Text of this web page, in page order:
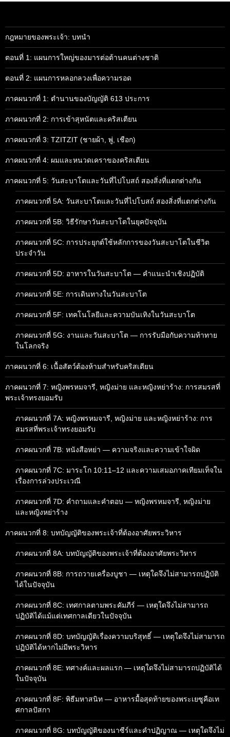
กฎหมายของพระเจ้า: บทนำ
ตอนที่ 1: แผนการใหญ่ของมารต่อต้านคนต่างชาติ
ตอนที่ 2: แผนการหลอกลวงเพื่อความรอด
ภาคผนวกที่ 1: ตำนานของบัญญัติ 613 ประการ
ภาคผนวกที่ 2: การเข้าสุหนัตและคริสเตียน
ภาคผนวกที่ 3: TZITZIT (ชายผ้า, พู่, เชือก)
ภาคผนวกที่ 4: ผมและหนวดเคราของคริสเตียน
ภาคผนวกที่ 5: วันสะบาโตและวันที่ไปโบสถ์ สองสิ่งที่แตกต่างกัน
ภาคผนวกที่ 5A: วันสะบาโตและวันที่ไปโบสถ์ สองสิ่งที่แตกต่างกัน
ภาคผนวกที่ 5B: วิธีรักษาวันสะบาโตในยุคปัจจุบัน
ภาคผนวกที่ 5C: การประยุกต์ใช้หลักการของวันสะบาโตในชีวิต
ประจำวัน
ภาคผนวกที่ 5D: อาหารในวันสะบาโต — คำแนะนำเชิงปฏิบัติ
ภาคผนวกที่ 5E: การเดินทางในวันสะบาโต
ภาคผนวกที่ 5F: เทคโนโลยีและความบันเทิงในวันสะบาโต
ภาคผนวกที่ 5G: งานและวันสะบาโต — การรับมือกับความท้าทาย
ในโลกจริง
ภาคผนวกที่ 6: เนื้อสัตว์ต้องห้ามสำหรับคริสเตียน
ภาคผนวกที่ 7: หญิงพรหมจารี, หญิงม่าย และหญิงหย่าร้าง: การสมรสที่
พระเจ้าทรงยอมรับ
ภาคผนวกที่ 7A: หญิงพรหมจารี, หญิงม่าย และหญิงหย่าร้าง: การ
สมรสที่พระเจ้าทรงยอมรับ
ภาคผนวกที่ 7B: หนังสือหย่า — ความจริงและความเข้าใจผิด
ภาคผนวกที่ 7C: มาระโก 10:11–12 และความเสมอภาคเทียมเท็จใน
เรื่องการล่วงประเวณี
ภาคผนวกที่ 7D: คำถามและคำตอบ — หญิงพรหมจารี, หญิงม่าย
และหญิงหย่าร้าง
ภาคผนวกที่ 8: บทบัญญัติของพระเจ้าที่ต้องอาศัยพระวิหาร
ภาคผนวกที่ 8A: บทบัญญัติของพระเจ้าที่ต้องอาศัยพระวิหาร
ภาคผนวกที่ 8B: การถวายเครื่องบูชา — เหตุใดจึงไม่สามารถปฏิบัติ
ได้ในปัจจุบัน
ภาคผนวกที่ 8C: เทศกาลตามพระคัมภีร์ — เหตุใดจึงไม่สามารถ
ปฏิบัติได้แม้แต่เทศกาลเดียวในปัจจุบัน
ภาคผนวกที่ 8D: บทบัญญัติเรื่องความบริสุทธิ์ — เหตุใดจึงไม่สามารถ
ปฏิบัติได้หากไม่มีพระวิหาร
ภาคผนวกที่ 8E: ทศางค์และผลแรก — เหตุใดจึงไม่สามารถปฏิบัติได้
ในปัจจุบัน
ภาคผนวกที่ 8F: พิธีมหาสนิท — อาหารมื้อสุดท้ายของพระเยซูคือเท
ศกาลปัสกา
ภาคผนวกที่ 8G: บทบัญญัติของนาซีร์และคำปฏิญาณ — เหตุใดจึงไม่